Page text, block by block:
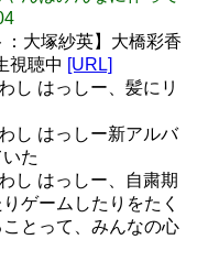
：大塚紗英】大橋彩香
視聴中 [URL]
し はっしー、髪にリ
し はっしー新アルバ
た
し はっしー、自粛期
ゲームしたりをたく
とって、みんなの心